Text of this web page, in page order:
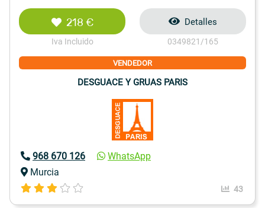
218 €
Iva Incluido
Detalles
0349821/165
VENDEDOR
DESGUACE Y GRUAS PARIS
968 670 126
WhatsApp
Murcia
43